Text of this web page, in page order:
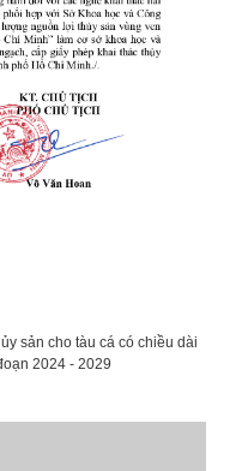
sản cho tàu cá có chiều dài
2024 - 2029